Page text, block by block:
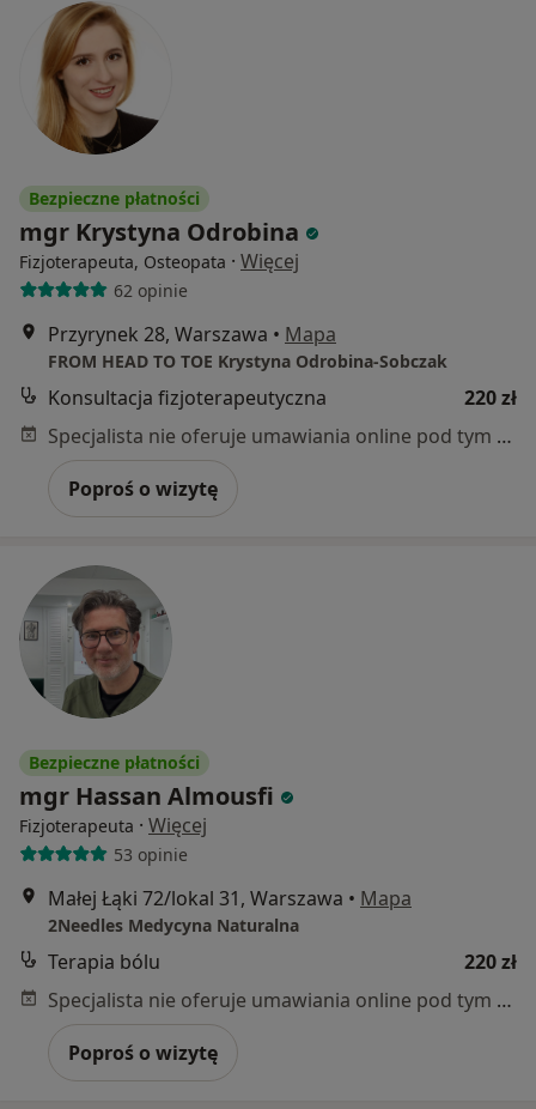
Bezpieczne płatności
mgr Krystyna Odrobina
Fizjoterapeuta, Osteopata · Więcej
62 opinie
Przyrynek 28, Warszawa • Mapa
FROM HEAD TO TOE Krystyna Odrobina-Sobczak
Konsultacja fizjoterapeutyczna
220 zł
Specjalista nie oferuje umawiania online pod tym adresem.
Poproś o wizytę
Bezpieczne płatności
mgr Hassan Almousfi
Fizjoterapeuta · Więcej
53 opinie
Małej Łąki 72/lokal 31, Warszawa • Mapa
2Needles Medycyna Naturalna
Terapia bólu
220 zł
Specjalista nie oferuje umawiania online pod tym adresem.
Poproś o wizytę